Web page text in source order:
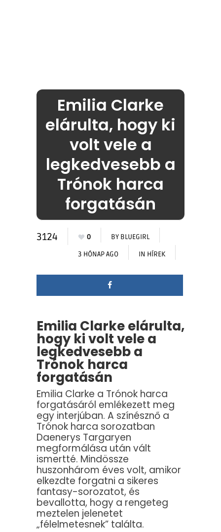
Emilia Clarke
elárulta, hogy ki
volt vele a
legkedvesebb a
Trónok harca
forgatásán
3124 0 BY BLUEGIRL
3 HÓNAP AGO IN HÍREK
Emilia Clarke elárulta,
hogy ki volt vele a
legkedvesebb a
Trónok harca
forgatásán
Emilia Clarke a Trónok harca
forgatásáról emlékezett meg
egy interjúban. A színésznő a
Trónok harca sorozatban
Daenerys Targaryen
megformálása után vált
ismertté. Mindössze
huszonhárom éves volt, amikor
elkezdte forgatni a sikeres
fantasy-sorozatot, és
bevallotta, hogy a rengeteg
meztelen jelenetet
„félelmetesnek” találta.